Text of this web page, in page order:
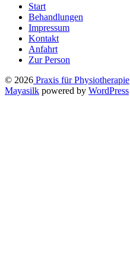
Start
Behandlungen
Impressum
Kontakt
Anfahrt
Zur Person
© 2026 Praxis für Physiotherapie
Mayasilk powered by WordPress